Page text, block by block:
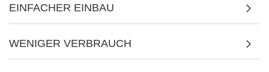
EINFACHER EINBAU
WENIGER VERBRAUCH